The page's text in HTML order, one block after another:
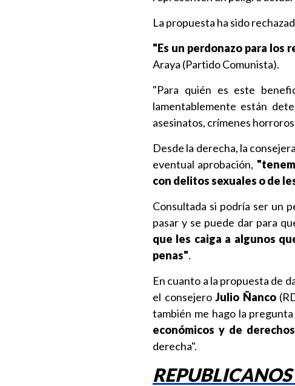
La propuesta ha sido
"Es un perdonazo para los
Araya (Partido Comunista).
"Para quién es este
lamentablemente están
asesinatos, crímenes
Desde la derecha, la consejera
eventual aprobación,
con delitos sexuales o de
Consultada si podría ser un
pasar y se puede dar para
que les caiga a algunos
penas".
En cuanto a la propuesta de
el consejeroJulio Ñanco
también me hago la
económicos y de
derecha".